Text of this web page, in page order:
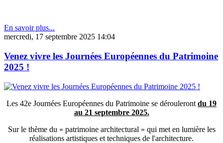
En savoir plus...
mercredi, 17 septembre 2025 14:04
Venez vivre les Journées Européennes du Patrimoine
2025 !
Les 42e Journées Européennes du Patrimoine se dérouleront du 19
au 21 septembre 2025.
Sur le thème du « patrimoine architectural » qui met en lumière les
réalisations artistiques et techniques de l'architecture.